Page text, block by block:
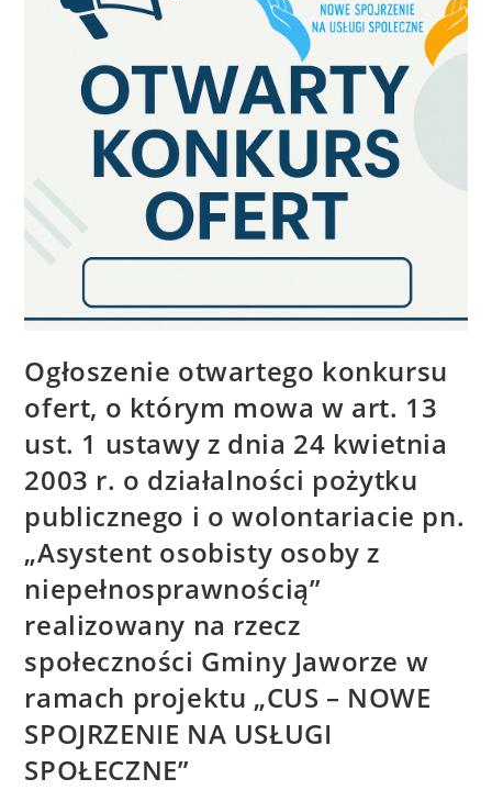
Ogłoszenie otwartego konkursu
ofert, o którym mowa w art. 13
ust. 1 ustawy z dnia 24 kwietnia
2003 r. o działalności pożytku
publicznego i o wolontariacie pn.
„Asystent osobisty osoby z
niepełnosprawnością”
realizowany na rzecz
społeczności Gminy Jaworze w
ramach projektu „CUS – NOWE
SPOJRZENIE NA USŁUGI
SPOŁECZNE”